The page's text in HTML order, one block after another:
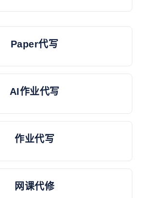
Paper代写
AI作业代写
作业代写
网课代修